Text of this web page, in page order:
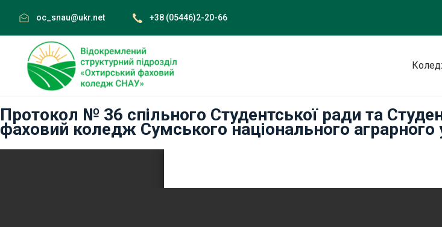
content
oc_snau@ukr.net +38 (05446)2-20-66
Протокол № 36 спільного Студентської ради та
фаховий коледж Сумського національного аграрного